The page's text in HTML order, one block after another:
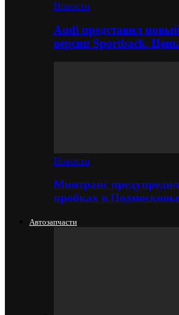
Новости
Audi представил
версии Sportback.
Новости
Минтранс
пробках в
Автозапчасти